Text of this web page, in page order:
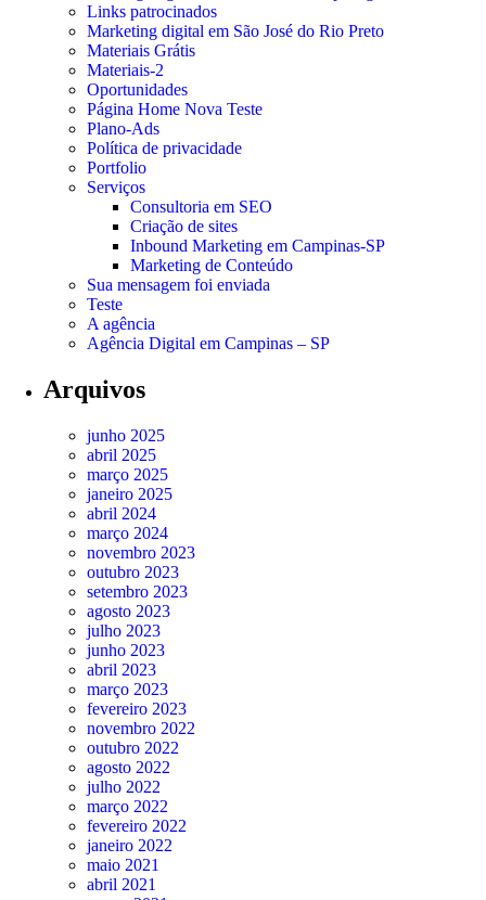
Links patrocinados
Marketing digital em São José do Rio Preto
Materiais Grátis
Materiais-2
Oportunidades
Página Home Nova Teste
Plano-Ads
Política de privacidade
Portfolio
Serviços
Consultoria em SEO
Criação de sites
Inbound Marketing em Campinas-SP
Marketing de Conteúdo
Sua mensagem foi enviada
Teste
A agência
Agência Digital em Campinas – SP
Arquivos
junho 2025
abril 2025
março 2025
janeiro 2025
abril 2024
março 2024
novembro 2023
outubro 2023
setembro 2023
agosto 2023
julho 2023
junho 2023
abril 2023
março 2023
fevereiro 2023
novembro 2022
outubro 2022
agosto 2022
julho 2022
março 2022
fevereiro 2022
janeiro 2022
maio 2021
abril 2021